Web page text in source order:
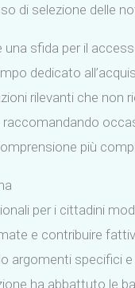
di selezione delle
sfida per il
dedicato
rilevanti che non
più
per i cittadini
e contribuire
argomenti specifici
ha abbattuto le